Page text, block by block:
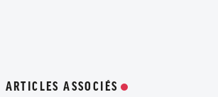
ARTICLES ASSOCIÉS